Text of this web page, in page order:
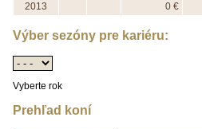
2013
0 €
Výber sezóny pre kariéru:
Vyberte rok
Prehľad koní